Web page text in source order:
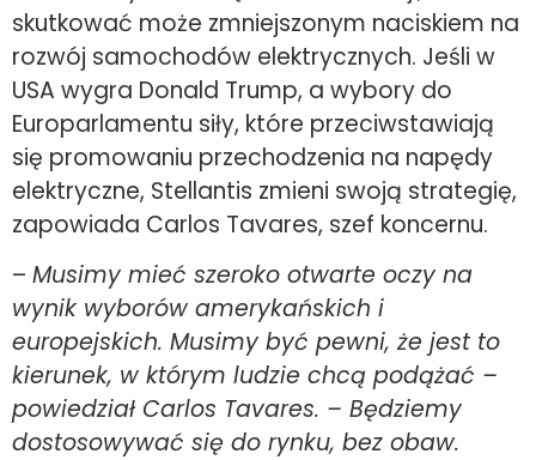
skutkować może zmniejszonym naciskiem na
rozwój samochodów elektrycznych. Jeśli w
USA wygra Donald Trump, a wybory do
Europarlamentu siły, które przeciwstawiają
się promowaniu przechodzenia na napędy
elektryczne, Stellantis zmieni swoją strategię,
zapowiada Carlos Tavares, szef koncernu.
– Musimy mieć szeroko otwarte oczy na
wynik wyborów amerykańskich i
europejskich. Musimy być pewni, że jest to
kierunek, w którym ludzie chcą podążać –
powiedział Carlos Tavares. – Będziemy
dostosowywać się do rynku, bez obaw.